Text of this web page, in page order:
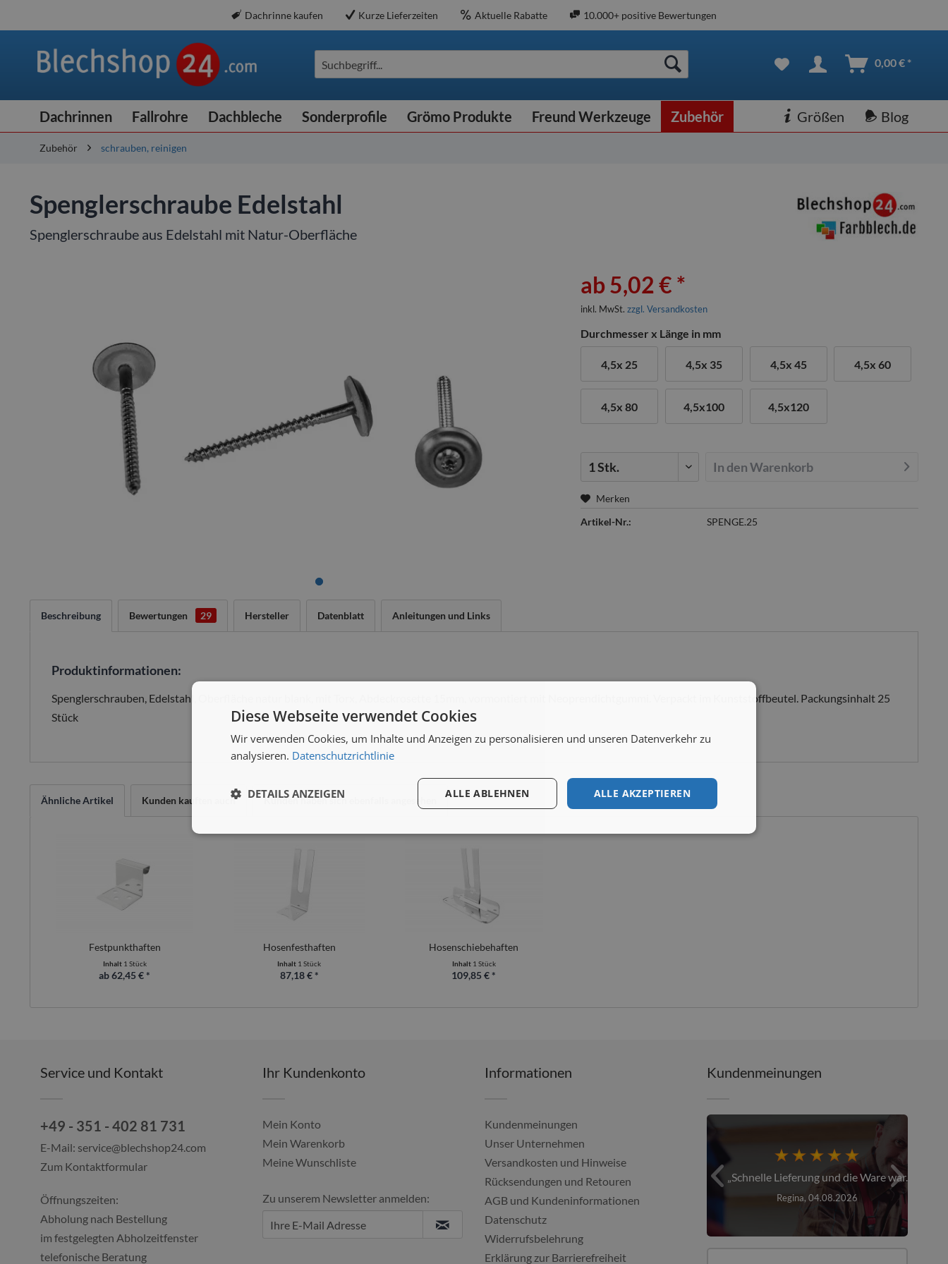
Dachrinne kaufen Kurze Lieferzeiten Aktuelle Rabatte 10.000+ positive Bewertungen
Suchbegriff... 0,00 € *
Dachrinnen Fallrohre Dachbleche Sonderprofile Grömo Produkte Freund Werkzeuge Zubehör Blog
Größen
Zubehör schrauben, reinigen
Spenglerschraube Edelstahl
Spenglerschraube aus Edelstahl mit Natur-Oberfläche
ab 5,02 € *
inkl. MwSt.zzgl. Versandkosten
Durchmesser x Länge in mm
4,5x 25 4,5x 35 4,5x 45 4,5x 60
4,5x 80 4,5x100 4,5x120
In denWarenkorb
Merken
Artikel-Nr.:
SPENGE.25
Beschreibung Bewertungen 29 Hersteller Datenblatt Anleitungen und Links
Produktinformationen:
Spenglerschrauben, Edelstahl, Oberfläche natur blank, mit Torx, Abdeckrosette 15mm, vormontiert mit Neoprendichtgummi. Verpackt im Kunststoffbeutel. Packungsinhalt 25
Stück
Ähnliche Artikel Kunden kauften auch Kunden haben sich ebenfalls angesehen
Festpunkthaften
Inhalt 1 Stück
ab 62,45 € *
Hosenfesthaften
Inhalt 1 Stück
87,18 € *
Hosenschiebehaften
Inhalt 1 Stück
109,85 € *
Service und Kontakt
+49 - 351 - 402 81 731
E-Mail: service@blechshop24.com
Zum Kontaktformular
Öffnungszeiten:
Abholung nach Bestellung
im festgelegten Abholzeitfenster
telefonische Beratung
Ihr Kundenkonto
Mein Konto
Mein Warenkorb
Meine Wunschliste
Zu unserem Newsletter anmelden:
Informationen
Kundenmeinungen
Unser Unternehmen
Versandkosten und Hinweise
Rücksendungen und Retouren
AGB und Kundeninformationen
Datenschutz
Widerrufsbelehrung
Erklärung zur Barrierefreiheit
Kundenmeinungen
Alles gut geklappt, immer über den...
Ulf, 04.08.2026
Schnelle Lieferung und die Ware war...
Regina, 04.08.2026
Diese Webseite verwendet Cookies
Wir verwenden Cookies, um Inhalte und Anzeigen zu personalisieren und unseren Datenverkehr zu
analysieren. Datenschutzrichtlinie
ALLE AKZEPTIEREN
ALLE ABLEHNEN
DETAILS ANZEIGEN